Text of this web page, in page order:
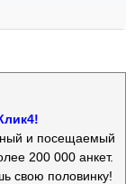
и посещаемый
200 000 анкет.
свою половинку!